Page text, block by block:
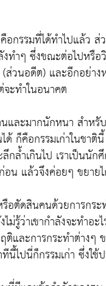
อกรรมที่ได้ทำไปแล้ว ส่
ทำๆ ซึ่งขณะต่อไปหรือ
(ส่วนอดีต) และอีกอย่า
ะทำในอนาคต
นและมากนักหนา สำห
ด้ ก็คือกรรมเก่าในชาติ
กล้ำเกินไป เราเป็นนัก
น แล้วจึงค่อยๆ ขยาย
รือตัดสินคนด้วยการกระ
ม่รู้ว่าเขากำลังจะทำอะ
ติและการกระทำต่างๆ
ไปนี่ก็กรรมเก่า ซึ่งใช้